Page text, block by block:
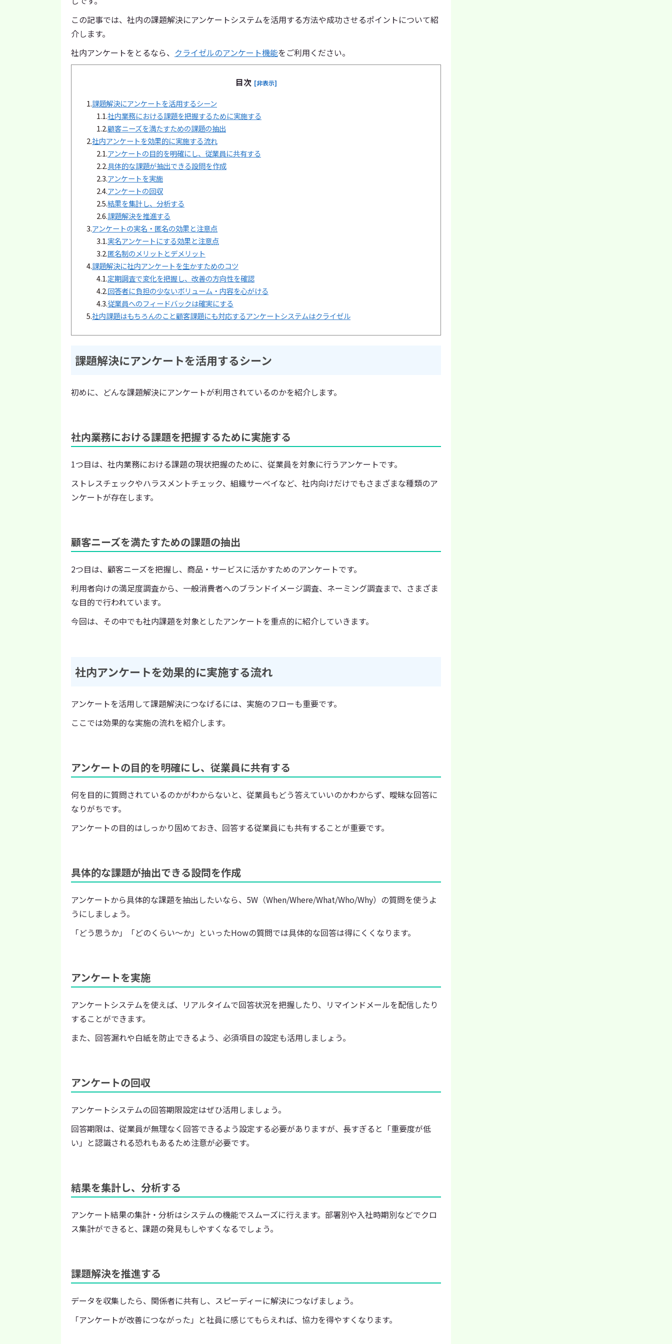
この記事では、社内の課題解決にアンケートシステムを活用する方法や成功させるポイントについて紹
介します。
社内アンケートをとるなら、 クライゼルのアンケート機能をご利用ください。
目次 [非表示]
1.課題解決にアンケートを活用するシーン
1.1.社内業務における課題を把握するために実施する
1.2.顧客ニーズを満たすための課題の抽出
2.社内アンケートを効果的に実施する流れ
2.1.アンケートの目的を明確にし、従業員に共有する
2.2.具体的な課題が抽出できる設問を作成
2.3.アンケートを実施
2.4.アンケートの回収
2.5.結果を集計し、分析する
2.6.課題解決を推進する
3.アンケートの実名・匿名の効果と注意点
3.1.実名アンケートにする効果と注意点
3.2.匿名制のメリットとデメリット
4.課題解決に社内アンケートを生かすためのコツ
4.1.定期調査で変化を把握し、改善の方向性を確認
4.2.回答者に負担の少ないボリューム・内容を心がける
4.3.従業員へのフィードバックは確実にする
5.社内課題はもちろんのこと顧客課題にも対応するアンケートシステムはクライゼル
課題解決にアンケートを活用するシーン
初めに、どんな課題解決にアンケートが利用されているのかを紹介します。
社内業務における課題を把握するために実施する
1つ目は、社内業務における課題の現状把握のために、従業員を対象に行うアンケートです。
ストレスチェックやハラスメントチェック、組織サーベイなど、社内向けだけでもさまざまな種類のア
ンケートが存在します。
顧客ニーズを満たすための課題の抽出
2つ目は、顧客ニーズを把握し、商品・サービスに活かすためのアンケートです。
利用者向けの満足度調査から、一般消費者へのブランドイメージ調査、ネーミング調査まで、さまざま
な目的で行われています。
今回は、その中でも社内課題を対象としたアンケートを重点的に紹介していきます。
社内アンケートを効果的に実施する流れ
アンケートを活用して課題解決につなげるには、実施のフローも重要です。
ここでは効果的な実施の流れを紹介します。
アンケートの目的を明確にし、従業員に共有する
何を目的に質問されているのかがわからないと、従業員もどう答えていいのかわからず、曖昧な回答に
なりがちです。
アンケートの目的はしっかり固めておき、回答する従業員にも共有することが重要です。
具体的な課題が抽出できる設問を作成
アンケートから具体的な課題を抽出したいなら、5W（When/Where/What/Who/Why）の質問を使うよ
うにしましょう。
「どう思うか」「どのくらい〜か」といったHowの質問では具体的な回答は得にくくなります。
アンケートを実施
アンケートシステムを使えば、リアルタイムで回答状況を把握したり、リマインドメールを配信したり
することができます。
また、回答漏れや白紙を防止できるよう、必須項目の設定も活用しましょう。
アンケートの回収
アンケートシステムの回答期限設定はぜひ活用しましょう。
回答期限は、従業員が無理なく回答できるよう設定する必要がありますが、長すぎると「重要度が低
い」と認識される恐れもあるため注意が必要です。
結果を集計し、分析する
アンケート結果の集計・分析はシステムの機能でスムーズに行えます。部署別や入社時期別などでクロ
ス集計ができると、課題の発見もしやすくなるでしょう。
課題解決を推進する
データを収集したら、関係者に共有し、スピーディーに解決につなげましょう。
「アンケートが改善につながった」と社員に感じてもらえれば、協力を得やすくなります。